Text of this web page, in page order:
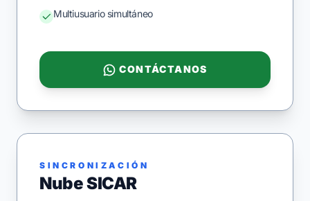
Multiusuario simultáneo
CONTÁCTANOS
SINCRONIZACIÓN
Nube SICAR